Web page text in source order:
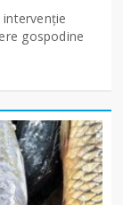
gospodine